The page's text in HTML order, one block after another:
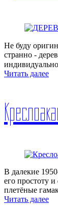
Не буду
странно -
Читать далее
В далекие
его простоту
плетёные
Читать далее